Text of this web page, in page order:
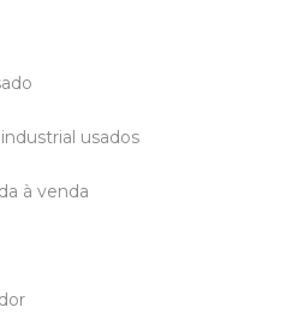
usados
à venda